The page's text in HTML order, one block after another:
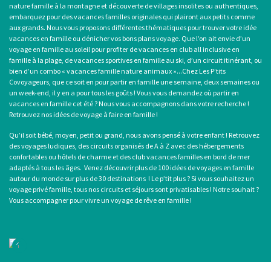
nature famille à la montagne et découverte de villages insolites ou authentiques,
embarquez pour desvacances familles originales qui plairont aux petits comme
aux grands. Nous vous proposons différentes thématiques pour trouver votre idée
vacances en famille ou dénicher vos bons plans voyage. Que l’on ait envie d’un
voyage en famille au soleil pour profiter devacances en club all inclusive en
famille à la plage, devacances sportives en famille au ski, d’un circuit itinérant, ou
bien d’un combo « vacances famille nature animaux »...Chez Les P’tits
Covoyageurs, que ce soit en pour partir en famille une semaine, deux semaines ou
un week-end, il y en a pour tous les goûts ! Vous vous demandez où partir en
vacances en famille cet été ? Nous vous accompagnons dans votre recherche !
Retrouvez nos idées devoyage à faire en famille !
Qu’il soit bébé, moyen, petit ou grand, nous avons pensé à votre enfant ! Retrouvez
des voyages ludiques, des circuits organisés de A à Z avec des hébergements
confortables ou hôtels de charme et des club vacances familles en bord de mer
adaptés à tous les âges. Venez découvrir plus de 100 idées devoyages en famille
autour du mondesur plus de 30 destinations ! Le p’tit plus ? Si vous souhaitez un
voyage privé famille, tous nos circuits et séjours sont privatisables ! Notre souhait ?
Vous accompagner pour vivre un voyage de rêve en famille !